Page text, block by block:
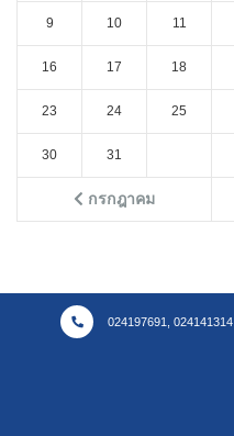
กรกฎาคม
9 10 11
16 17 18
23 24 25
30 31
024197691, 024141314